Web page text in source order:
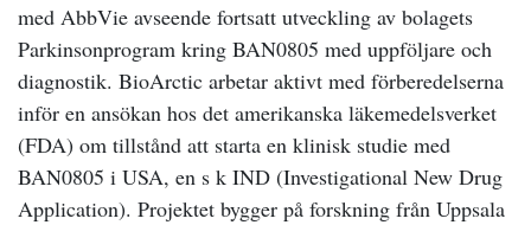
med AbbVie avseende fortsatt utveckling av bolagets
Parkinsonprogram kring BAN0805 med uppföljare och
diagnostik. BioArctic arbetar aktivt med förberedelserna
inför en ansökan hos det amerikanska läkemedelsverket
(FDA) om tillstånd att starta en klinisk studie med
BAN0805 i USA, en s k IND (Investigational New Drug
Application). Projektet bygger på forskning från Uppsala